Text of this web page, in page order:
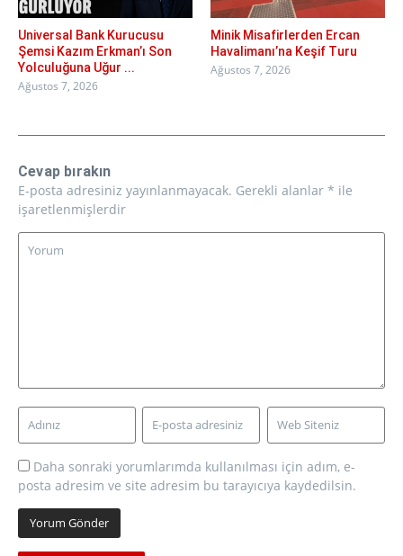
Universal Bank Kurucusu
Şemsi Kazım Erkman’ı Son
Yolculuğuna Uğur ...
Ağustos 7, 2026
Minik Misafirlerden Ercan
Havalimanı’na Keşif Turu
Ağustos 7, 2026
Cevap bırakın
E-posta adresiniz yayınlanmayacak. Gerekli alanlar * ile
işaretlenmişlerdir
Daha sonraki yorumlarımda kullanılması için adım, e-
posta adresim ve site adresim bu tarayıcıya kaydedilsin.